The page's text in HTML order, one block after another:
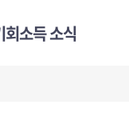
회소득 소식